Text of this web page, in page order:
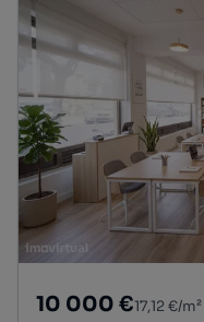
10 000 €17,12 €/m²